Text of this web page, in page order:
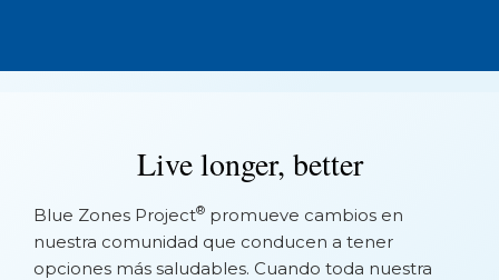
Live longer, better
Blue Zones Project® promueve cambios en
nuestra comunidad que conducen a tener
opciones más saludables. Cuando toda nuestra